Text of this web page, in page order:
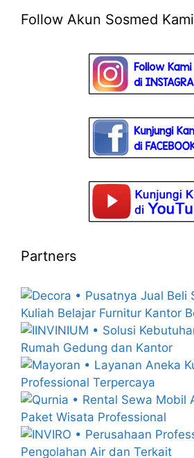
Follow Akun Sosmed Kami
Partners